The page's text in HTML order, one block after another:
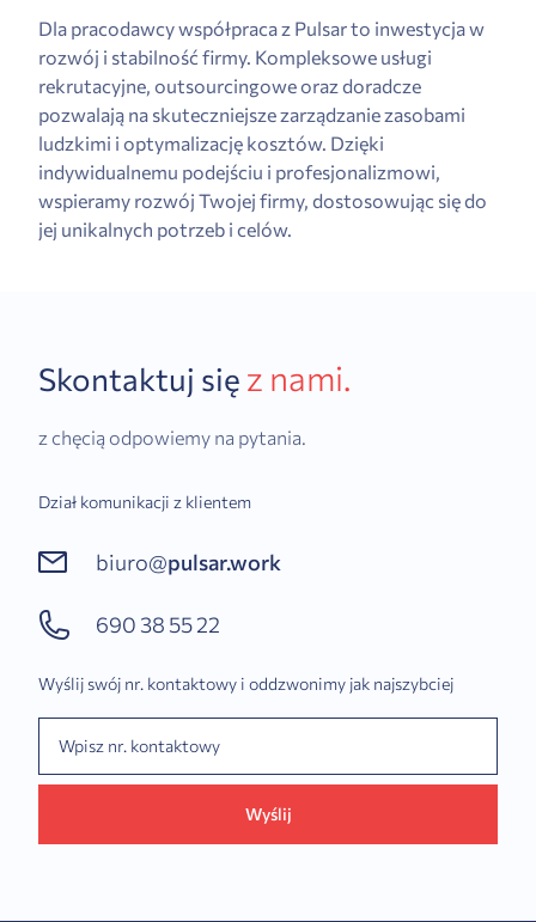
Dla pracodawcy współpraca z Pulsar to inwestycja w
rozwój i stabilność firmy. Kompleksowe usługi
rekrutacyjne, outsourcingowe oraz doradcze
pozwalają na skuteczniejsze zarządzanie zasobami
ludzkimi i optymalizację kosztów. Dzięki
indywidualnemu podejściu i profesjonalizmowi,
wspieramy rozwój Twojej firmy, dostosowując się do
jej unikalnych potrzeb i celów.
Skontaktuj się z nami.
z chęcią odpowiemy na pytania.
Dział komunikacji z klientem
biuro@pulsar.work
690 38 55 22
Wyślij swój nr. kontaktowy i oddzwonimy jak najszybciej
Wyślij